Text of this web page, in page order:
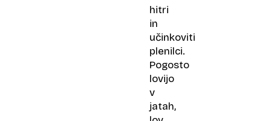
hitri
in
učinkoviti
plenilci.
Pogosto
lovijo
v
jatah,